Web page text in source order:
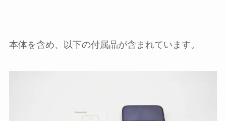
本体を含め、以下の付属品が含まれています。